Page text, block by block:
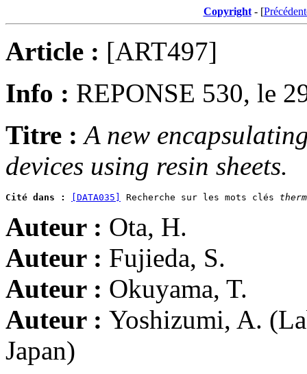
Copyright- [
Article : [ART497]
Info : REPONSE 530, le
Titre :A new
devices using resin sheets.
Cité dans : [DATA035] Recherche sur les mots clés
Auteur : Ota, H.
Auteur : Fujieda, S.
Auteur : Okuyama, T.
Auteur : Yoshizumi, A.
Japan)